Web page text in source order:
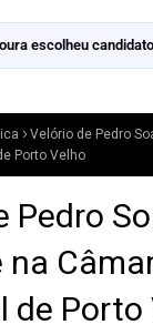
escolheu
Velório de Pedro
Porto Velho
Pedro
de Porto